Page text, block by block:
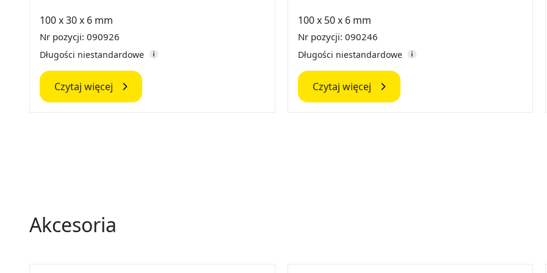
100 x 30 x 6 mm
Nr pozycji: 090926
Długości niestandardowe
Czytaj więcej
100 x 50 x 6 mm
Nr pozycji: 090246
Długości niestandardowe
Czytaj więcej
Akcesoria